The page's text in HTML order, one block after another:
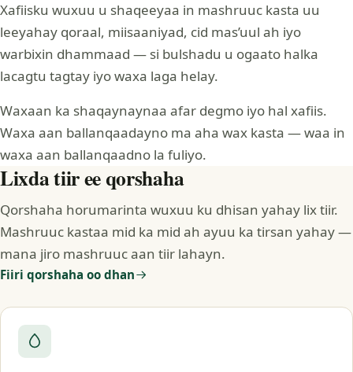
Xafiisku wuxuu u shaqeeyaa in mashruuc kasta uu
leeyahay qoraal, miisaaniyad, cid mas’uul ah iyo
warbixin dhammaad — si bulshadu u ogaato halka
lacagtu tagtay iyo waxa laga helay.
Waxaan ka shaqaynaynaa afar degmo iyo hal xafiis.
Waxa aan ballanqaadayno ma aha wax kasta — waa in
waxa aan ballanqaadno la fuliyo.
Lixda tiir ee qorshaha
Qorshaha horumarinta wuxuu ku dhisan yahay lix tiir.
Mashruuc kastaa mid ka mid ah ayuu ka tirsan yahay —
mana jiro mashruuc aan tiir lahayn.
Fiiri qorshaha oo dhan